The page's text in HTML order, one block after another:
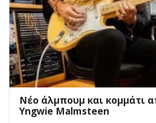
Νέο άλμπουμ και κομμάτι
Yngwie Malmsteen